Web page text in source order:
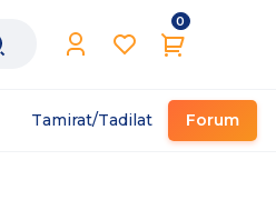
0
Tamirat/Tadilat Forum